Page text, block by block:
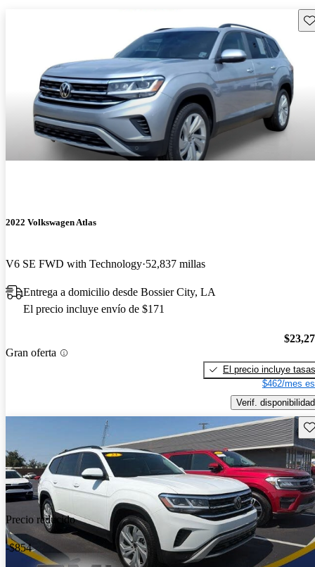
2022 Volkswagen Atlas
V6 SE FWD with Technology 52,837 millas
Entrega a domicilio desde Bossier City, LA
El precio incluye envío de $171
Gran oferta
El precio incluye tasas
$462/mes
Verif. disponibilidad
Precio reducido
-$854